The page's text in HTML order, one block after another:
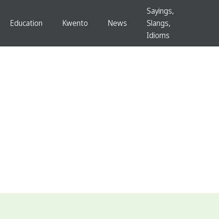
Education Kwento News
Sayings,
Slangs,
Idioms